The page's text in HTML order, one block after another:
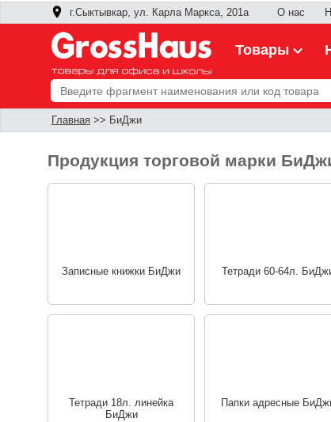
г.Сыктывкар, ул. Карла Маркса, 201а О нас
Товары
Главная>> БиДжи
Продукция торговой марки
Записные книжки БиДжи Тетради 60-64л.
Тетради 18л. линейка
БиДжи
Папки адресные